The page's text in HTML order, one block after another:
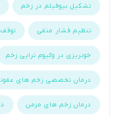
تشکیل بیوفیلم در زخم
تنظیم فشار منفی توقف
خونریزی در وکیوم تراپی زخم
درمان تخصصی زخم های عفونی
درمان زخم های مزمن